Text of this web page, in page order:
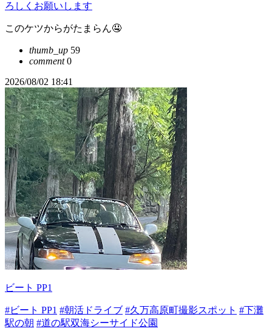
ろしくお願いします
このケツからがたまらん🤤
thumb_up 59
comment0
2026/08/02 18:41
ビート PP1
#ビート PP1 #朝活ドライブ #久万高原町撮影スポット #下灘
駅の朝 #道の駅双海シーサイド公園